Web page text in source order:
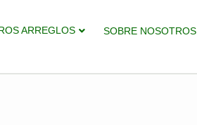
ARREGLOS SOBRE NOSOTROS